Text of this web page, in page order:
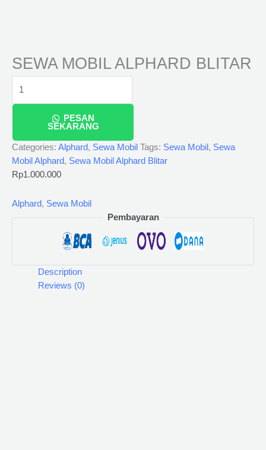
SEWA MOBIL ALPHARD BLITAR
PESAN
SEKARANG
Categories: Alphard, Sewa Mobil Tags: Sewa Mobil , Sewa
Mobil Alphard, Sewa Mobil Alphard Blitar
Rp1.000.000
Alphard, Sewa Mobil
Pembayaran
Description
Reviews (0)